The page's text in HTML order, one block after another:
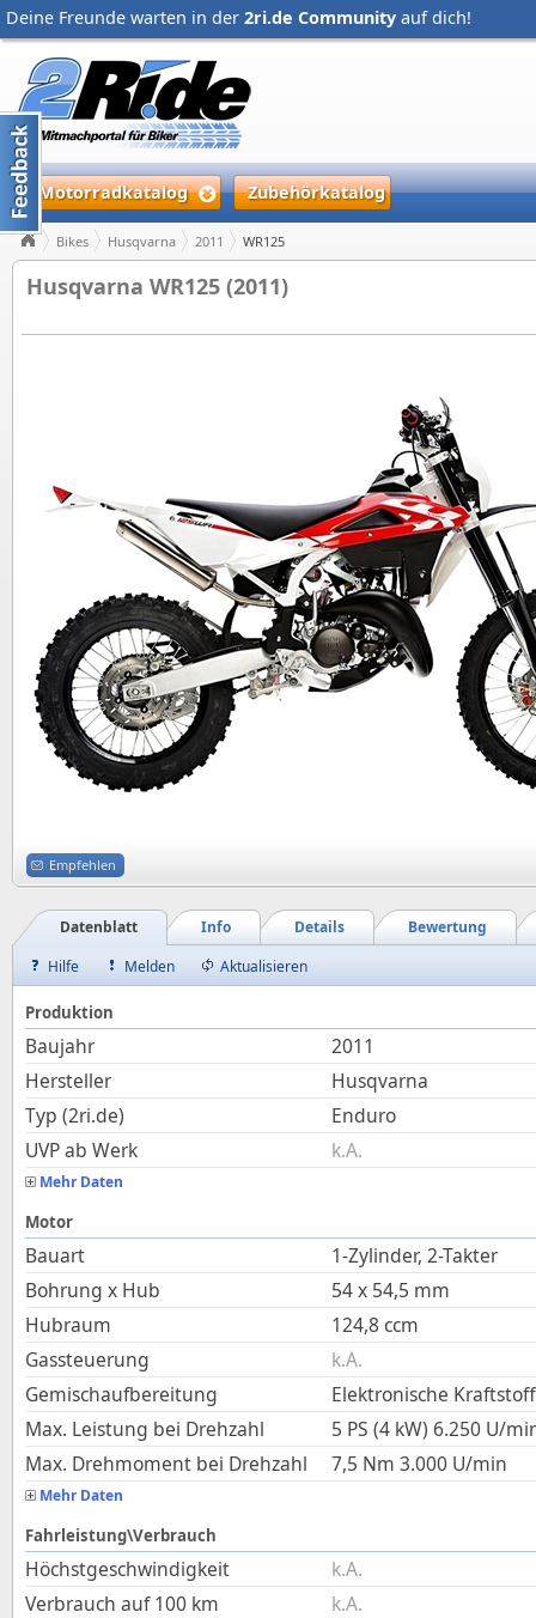
Deine Freunde warten in der 2ri.de Community auf dich!
Motorradkatalog Zubehörkatalog
Bikes Husqvarna 2011 WR125
Husqvarna WR125 (2011)
Empfehlen
Bewertung
Details
Info
Datenblatt
Hilfe
Melden Aktualisieren
Produktion
Baujahr
2011
Hersteller
Husqvarna
Typ (2ri.de)
Enduro
UVP ab Werk
k.A.
Mehr Daten
Motor
Bauart
1-Zylinder, 2-Takter
Bohrung x Hub
54x 54,5 mm
Hubraum
124,8 ccm
Gassteuerung
k.A.
Gemischaufbereitung
Elektronische
Max. Leistung bei Drehzahl
5 PS (4 kW) 6.250 U/
Max. Drehmoment bei Drehzahl
7,5 Nm 3.000 U/min
Mehr Daten
Fahrleistung\Verbrauch
Höchstgeschwindigkeit
k.A.
Verbrauch auf 100 km
k.A.